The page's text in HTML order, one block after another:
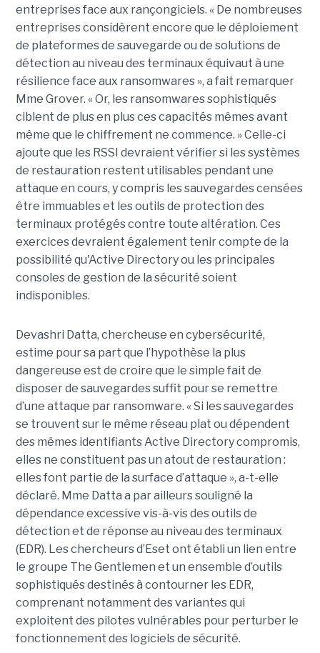
entreprises face aux rançongiciels. « De nombreuses
entreprises considèrent encore que le déploiement
de plateformes de sauvegarde ou de solutions de
détection au niveau des terminaux équivaut à une
résilience face aux ransomwares », a fait remarquer
Mme Grover. « Or, les ransomwares sophistiqués
ciblent de plus en plus ces capacités mêmes avant
même que le chiffrement ne commence. » Celle-ci
ajoute que les RSSI devraient vérifier si les systèmes
de restauration restent utilisables pendant une
attaque en cours, y compris les sauvegardes censées
être immuables et les outils de protection des
terminaux protégés contre toute altération. Ces
exercices devraient également tenir compte de la
possibilité qu'Active Directory ou les principales
consoles de gestion de la sécurité soient
indisponibles.
Devashri Datta, chercheuse en cybersécurité,
estime pour sa part que l’hypothèse la plus
dangereuse est de croire que le simple fait de
disposer de sauvegardes suffit pour se remettre
d’une attaque par ransomware. « Si les sauvegardes
se trouvent sur le même réseau plat ou dépendent
des mêmes identifiants Active Directory compromis,
elles ne constituent pas un atout de restauration :
elles font partie de la surface d’attaque », a-t-elle
déclaré. Mme Datta a par ailleurs souligné la
dépendance excessive vis-à-vis des outils de
détection et de réponse au niveau des terminaux
(EDR). Les chercheurs d’Eset ont établi un lien entre
le groupe The Gentlemen et un ensemble d’outils
sophistiqués destinés à contourner les EDR,
comprenant notamment des variantes qui
exploitent des pilotes vulnérables pour perturber le
fonctionnement des logiciels de sécurité.